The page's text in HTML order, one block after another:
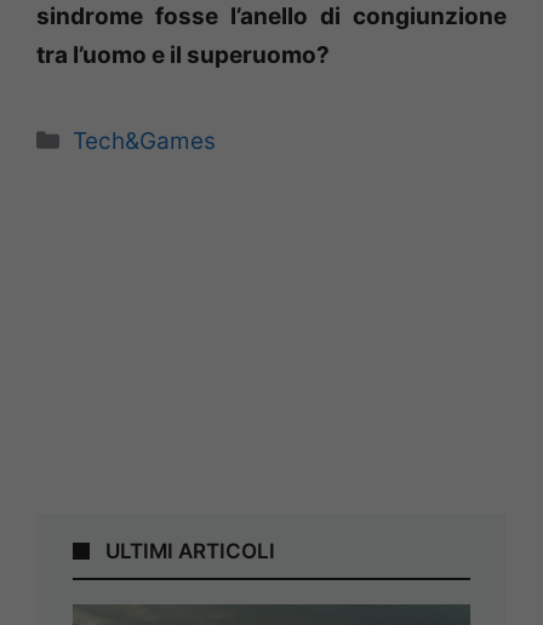
sindrome fosse l’anello di congiunzione
tra l’uomo e il superuomo?
Categorie
Tech&Games
ULTIMI ARTICOLI